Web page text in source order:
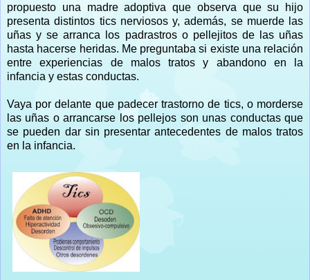
propuesto una madre adoptiva que observa que su hijo
presenta distintos tics nerviosos y, además, se muerde las
uñas y se arranca los padrastros o pellejitos de las uñas
hasta hacerse heridas. Me preguntaba si existe una relación
entre experiencias de malos tratos y abandono en la
infancia y estas conductas.
Vaya por delante que padecer trastorno de tics, o morderse
las uñas o arrancarse los pellejos son unas conductas que
se pueden dar sin presentar antecedentes de malos tratos
en la infancia.